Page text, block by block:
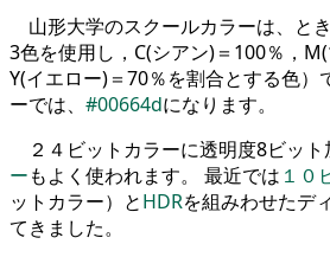
山形大学のスクールカラーは、と
3色を使用し，C(シアン)＝100％，
Y(イエロー)＝70％を割合とする色）
ーでは、 #00664dになります。
２４ビットカラーに透明度8ビット
ーもよく使われます。 最近では １０
ットカラー）とHDRを組みわせたデ
てきました。